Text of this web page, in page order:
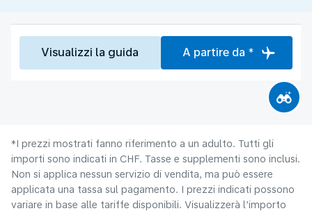
Visualizzi la guida A partire da *
*I prezzi mostrati fanno riferimento a un adulto. Tutti gli
importi sono indicati in CHF. Tasse e supplementi sono inclusi.
Non si applica nessun servizio di vendita, ma può essere
applicata una tassa sul pagamento. I prezzi indicati possono
variare in base alle tariffe disponibili. Visualizzerà l’importo